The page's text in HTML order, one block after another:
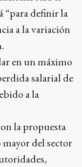
“para definir la
a la variación
en un máximo
salarial de
a la
la propuesta
del sector